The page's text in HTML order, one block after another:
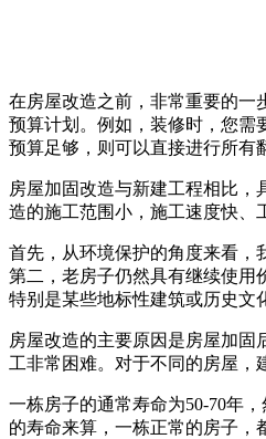
在房屋改造之前，非常重要的一
预算计划。例如，装修时，您需
预算足够，则可以直接进行所有
房屋加固改造与新建工程相比，
造的施工范围小，施工速度快、
首先，从环境保护的角度来看，
第二，老房子仍然具有继续使用
特别是某些地标性建筑或历史文
房屋改造的主要原因是房屋加固
工非常困难。对于不同的房屋，
一栋房子的通常寿命为50-70年
的寿命来算，一栋正常的房子，